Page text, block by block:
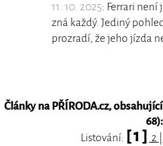
11. 10. 2025: Ferrari není
zná každý. Jediný
prozradí, že jeho jízda
Články na PŘÍRODA.cz,
68):
Listování: [ 1 ] 2